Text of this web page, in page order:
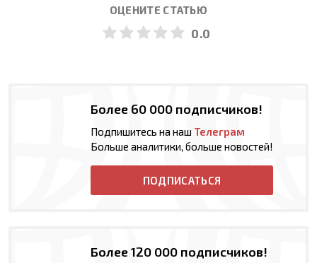
ОЦЕНИТЕ СТАТЬЮ
0.0
Более 60 000 подписчиков!
Подпишитесь на наш Телеграм
Больше аналитики, больше новостей!
ПОДПИСАТЬСЯ
Более 120 000 подписчиков!